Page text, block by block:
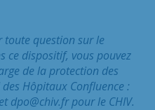
toute question sur le
ce dispositif, vous pouvez
de la protection des
Hôpitaux Confluence :
dpo@chiv.fr pour le CHIV.